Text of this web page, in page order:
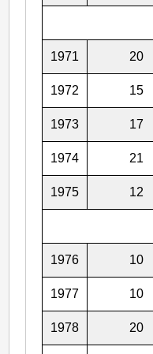
1971 20
1972 15
1973 17
1974 21
1975 12
1976 10
1977 10
1978 20